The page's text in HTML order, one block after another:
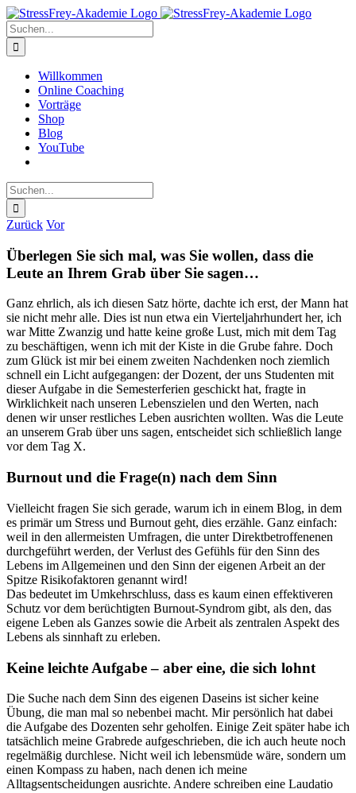
Zum
Inhalt
springen
Suche
nach:
Willkommen
Online Coaching
Vorträge
Shop
Blog
YouTube
Suche
nach:
Zurück Vor
Überlegen Sie sich mal, was Sie wollen, dass die
Leute an Ihrem Grab über Sie sagen…
Ganz ehrlich, als ich diesen Satz hörte, dachte ich erst, der Mann hat
sie nicht mehr alle. Dies ist nun etwa ein Vierteljahrhundert her, ich
war Mitte Zwanzig und hatte keine große Lust, mich mit dem Tag
zu beschäftigen, wenn ich mit der Kiste in die Grube fahre. Doch
zum Glück ist mir bei einem zweiten Nachdenken noch ziemlich
schnell ein Licht aufgegangen: der Dozent, der uns Studenten mit
dieser Aufgabe in die Semesterferien geschickt hat, fragte in
Wirklichkeit nach unseren Lebenszielen und den Werten, nach
denen wir unser restliches Leben ausrichten wollten. Was die Leute
an unserem Grab über uns sagen, entscheidet sich schließlich lange
vor dem Tag X.
Burnout und die Frage(n) nach dem Sinn
Vielleicht fragen Sie sich gerade, warum ich in einem Blog, in dem
es primär um Stress und Burnout geht, dies erzähle. Ganz einfach:
weil in den allermeisten Umfragen, die unter Direktbetroffenenen
durchgeführt werden, der Verlust des Gefühls für den Sinn des
Lebens im Allgemeinen und den Sinn der eigenen Arbeit an der
Spitze Risikofaktoren genannt wird!
Das bedeutet im Umkehrschluss, dass es kaum einen effektiveren
Schutz vor dem berüchtigten Burnout-Syndrom gibt, als den, das
eigene Leben als Ganzes sowie die Arbeit als zentralen Aspekt des
Lebens als sinnhaft zu erleben.
Keine leichte Aufgabe – aber eine, die sich lohnt
Die Suche nach dem Sinn des eigenen Daseins ist sicher keine
Übung, die man mal so nebenbei macht. Mir persönlich hat dabei
die Aufgabe des Dozenten sehr geholfen. Einige Zeit später habe ich
tatsächlich meine Grabrede aufgeschrieben, die ich auch heute noch
regelmäßig durchlese. Nicht weil ich lebensmüde wäre, sondern um
einen Kompass zu haben, nach denen ich meine
Alltagsentscheidungen ausrichte. Andere schreiben eine Laudatio